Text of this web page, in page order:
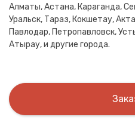
Алматы, Астана, Караганда,
Уральск, Тараз, Кокшетау,
Павлодар, Петропавловск,
Атырау, и другие города.